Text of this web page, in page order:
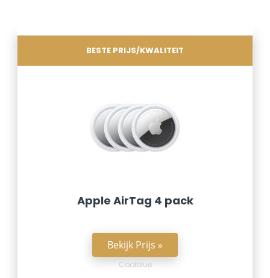
BESTE PRIJS/KWALITEIT
Apple AirTag 4 pack
Bekijk Prijs »
Coolblue